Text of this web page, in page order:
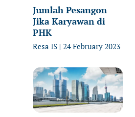
Jumlah Pesangon
Jika Karyawan di
PHK
Resa IS 24 February 2023